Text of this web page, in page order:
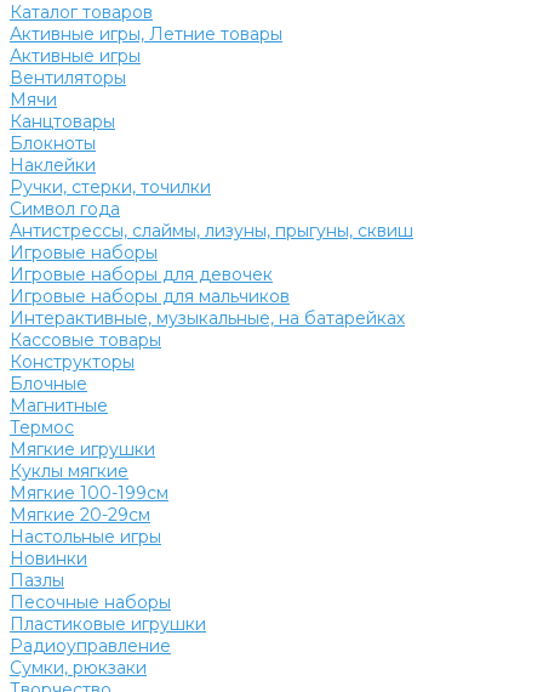
Каталог товаров
Активные игры, Летние товары
Активные игры
Вентиляторы
Мячи
Канцтовары
Блокноты
Наклейки
Ручки, стерки, точилки
Символ года
Антистрессы, слаймы, лизуны, прыгуны, сквиш
Игровые наборы
Игровые наборы для девочек
Игровые наборы для мальчиков
Интерактивные, музыкальные, на батарейках
Кассовые товары
Конструкторы
Блочные
Магнитные
Термос
Мягкие игрушки
Куклы мягкие
Мягкие 100-199см
Мягкие 20-29см
Настольные игры
Новинки
Пазлы
Песочные наборы
Пластиковые игрушки
Радиоуправление
Сумки, рюкзаки